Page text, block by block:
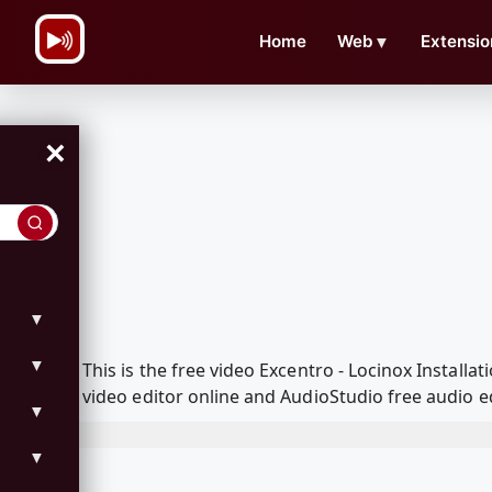
Home Web ▼
×
▼
▼
▼
▼
This is the free video Excentro - Locinox
video editor online and AudioStudio free audio